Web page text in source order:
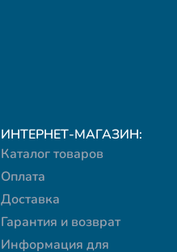
ИНТЕРНЕТ-МАГАЗИН:
Каталог товаров
Оплата
Доставка
Гарантия и возврат
Информация для